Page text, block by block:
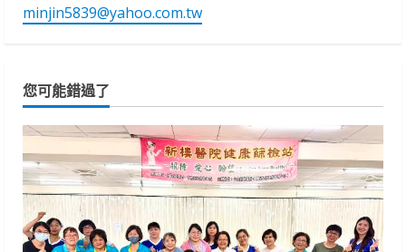
minjin5839@yahoo.com.tw
您可能錯過了